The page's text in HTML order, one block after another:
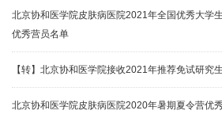
北京协和医学院皮肤病医院2021年全国优秀大学
优秀营员名单
【转】北京协和医学院接收2021年推荐免试研究
北京协和医学院皮肤病医院2020年暑期夏令营优